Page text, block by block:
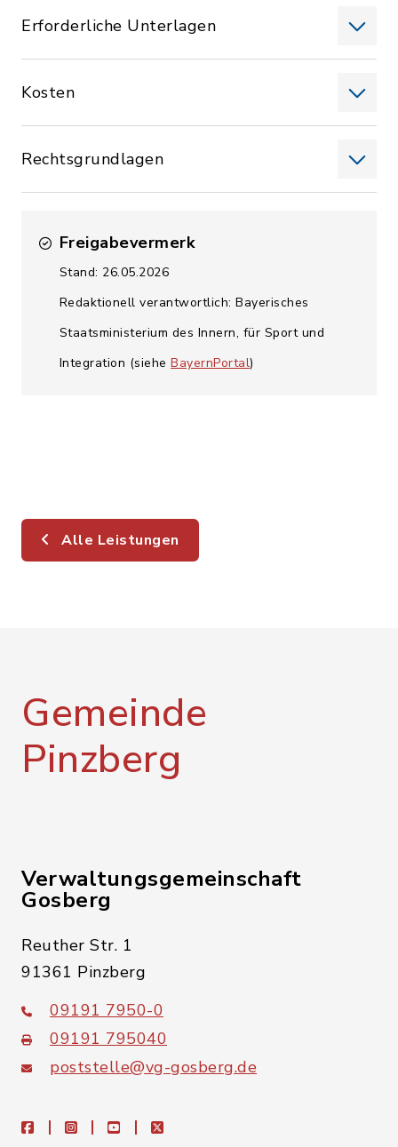
Erforderliche Unterlagen
Kosten
Rechtsgrundlagen
Freigabevermerk
Stand: 26.05.2026
Redaktionell verantwortlich: Bayerisches
Staatsministerium des Innern, für Sport und
Integration (siehe BayernPortal)
Alle Leistungen
Gemeinde
Pinzberg
Verwaltungsgemeinschaft
Gosberg
Reuther Str. 1
91361 Pinzberg
09191 7950-0
09191 795040
poststelle@vg-gosberg.de
facebookinstagramyoutubeX